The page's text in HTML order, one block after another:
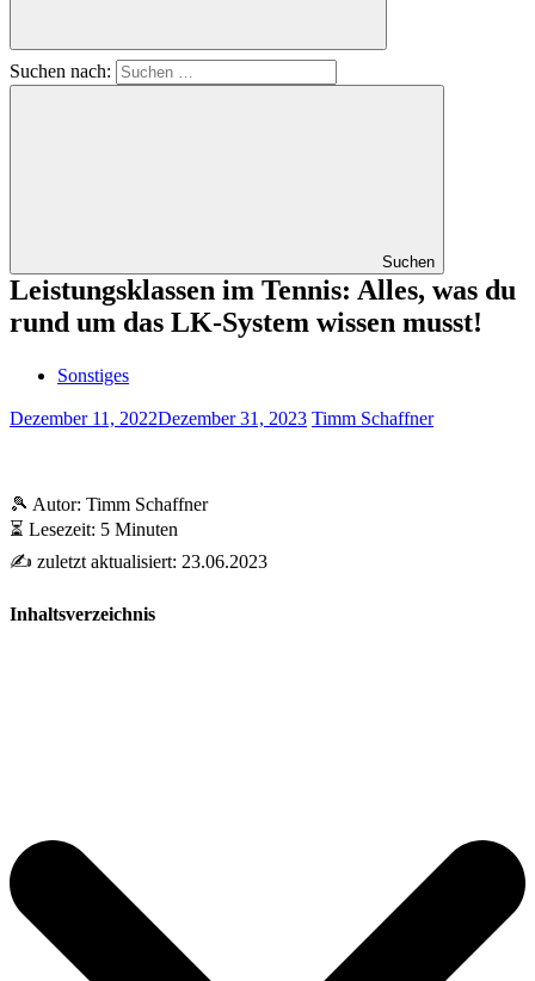
Suchen nach:
Suchen
Leistungsklassen im Tennis: Alles, was du
rund um das LK-System wissen musst!
Sonstiges
Dezember 11, 2022Dezember 31, 2023 Timm Schaffner
🎾 Autor: Timm Schaffner
⏳ Lesezeit: 5 Minuten
✍️ zuletzt aktualisiert: 23.06.2023
Inhaltsverzeichnis